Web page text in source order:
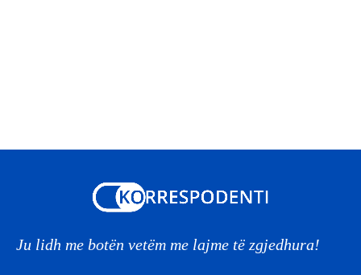
Ju lidh me botën vetëm me lajme të zgjedhura!